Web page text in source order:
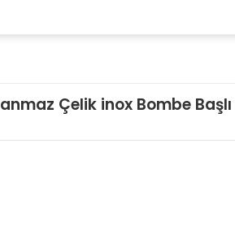
Çelik inox Bombe